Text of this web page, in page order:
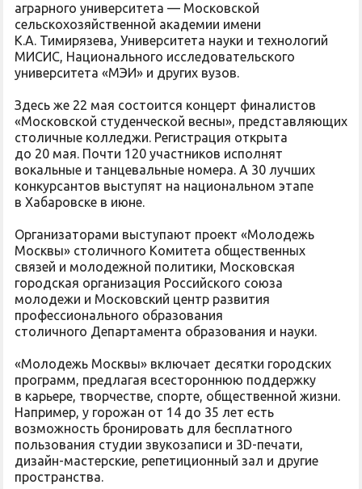
аграрного университета — Московской
сельскохозяйственной академии имени
К.А. Тимирязева, Университета науки и технологий
МИСИС, Национального исследовательского
университета «МЭИ» и других вузов.
Здесь же 22 мая состоится концерт финалистов
«Московской студенческой весны», представляющих
столичные колледжи. Регистрация открыта
до 20 мая. Почти 120 участников исполнят
вокальные и танцевальные номера. А 30 лучших
конкурсантов выступят на национальном этапе
в Хабаровске в июне.
Организаторами выступают проект «Молодежь
Москвы» столичного Комитета общественных
связей и молодежной политики, Московская
городская организация Российского союза
молодежи и Московский центр развития
профессионального образования
столичного Департамента образования и науки.
«Молодежь Москвы» включает десятки городских
программ, предлагая всестороннюю поддержку
в карьере, творчестве, спорте, общественной жизни.
Например, у горожан от 14 до 35 лет есть
возможность бронировать для бесплатного
пользования студии звукозаписи и 3D-печати,
дизайн-мастерские, репетиционный зал и другие
пространства.